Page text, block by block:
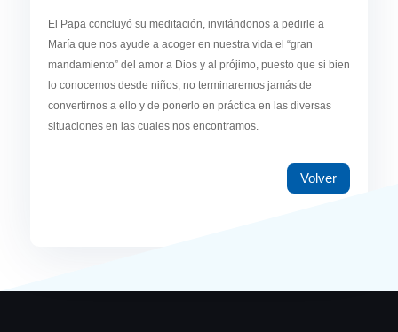
El Papa concluyó su meditación, invitándonos a pedirle a
María que nos ayude a acoger en nuestra vida el “gran
mandamiento” del amor a Dios y al prójimo, puesto que si bien
lo conocemos desde niños, no terminaremos jamás de
convertirnos a ello y de ponerlo en práctica en las diversas
situaciones en las cuales nos encontramos.
Volver